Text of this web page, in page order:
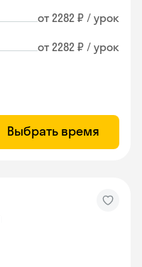
от 2282 ₽ / урок
от 2282 ₽ / урок
Выбрать время